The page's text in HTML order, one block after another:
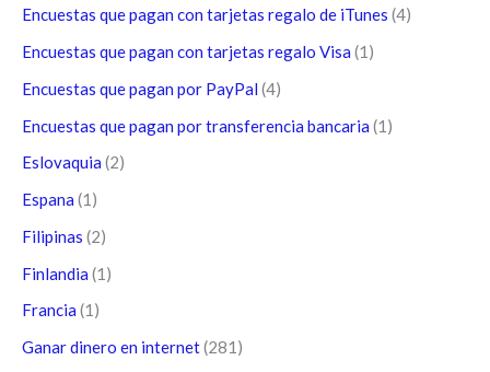
Encuestas que pagan con tarjetas regalo de iTunes (4)
Encuestas que pagan con tarjetas regalo Visa (1)
Encuestas que pagan por PayPal (4)
Encuestas que pagan por transferencia bancaria (1)
Eslovaquia (2)
Espana (1)
Filipinas (2)
Finlandia (1)
Francia (1)
Ganar dinero en internet(281)